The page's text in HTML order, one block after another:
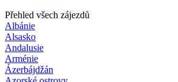
Přehled všech zájezdů
Albánie
Alsasko
Andalusie
Arménie
Ázerbájdžán